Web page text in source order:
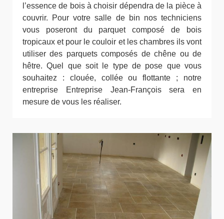
l’essence de bois à choisir dépendra de la pièce à
couvrir. Pour votre salle de bin nos techniciens
vous poseront du parquet composé de bois
tropicaux et pour le couloir et les chambres ils vont
utiliser des parquets composés de chêne ou de
hêtre. Quel que soit le type de pose que vous
souhaitez : clouée, collée ou flottante ; notre
entreprise Entreprise Jean-François sera en
mesure de vous les réaliser.